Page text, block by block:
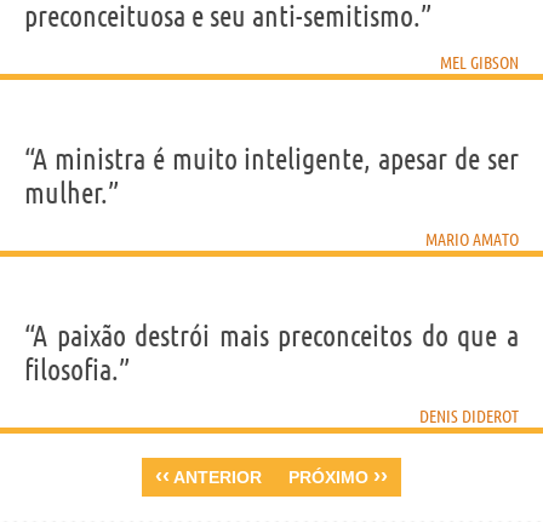
preconceituosa e seu anti-semitismo.”
MEL GIBSON
“A ministra é muito inteligente, apesar de ser
mulher.”
MARIO AMATO
“A paixão destrói mais preconceitos do que a
filosofia.”
DENIS DIDEROT
‹‹ ANTERIOR PRÓXIMO ››